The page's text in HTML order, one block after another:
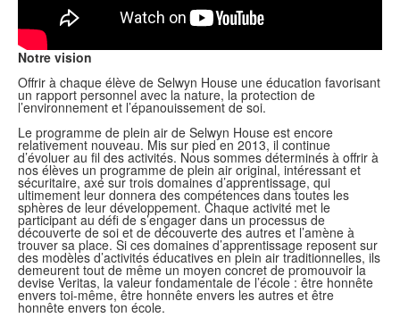
Notre vision
Offrir à chaque élève de Selwyn House une éducation favorisant
un rapport personnel avec la nature, la protection de
l’environnement et l’épanouissement de soi.
Le programme de plein air de Selwyn House est encore
relativement nouveau. Mis sur pied en 2013, il continue
d’évoluer au fil des activités. Nous sommes déterminés à offrir à
nos élèves un programme de plein air original, intéressant et
sécuritaire, axé sur trois domaines d’apprentissage, qui
ultimement leur donnera des compétences dans toutes les
sphères de leur développement. Chaque activité met le
participant au défi de s’engager dans un processus de
découverte de soi et de découverte des autres et l’amène à
trouver sa place. Si ces domaines d’apprentissage reposent sur
des modèles d’activités éducatives en plein air traditionnelles, ils
demeurent tout de même un moyen concret de promouvoir la
devise Veritas, la valeur fondamentale de l’école : être honnête
envers toi-même, être honnête envers les autres et être
honnête envers ton école.